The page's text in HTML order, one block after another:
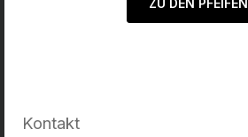
Kontakt